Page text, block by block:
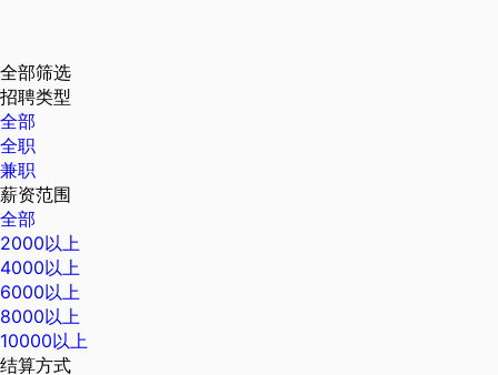
全部筛选
招聘类型
全部
全职
兼职
薪资范围
全部
2000以上
4000以上
6000以上
8000以上
10000以上
结算方式